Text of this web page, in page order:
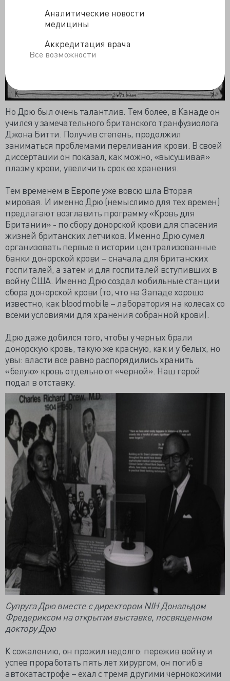
Аналитические новости
медицины
Аккредитация врача
Все возможности
Но Дрю был очень талантлив. Тем более, в Канаде он
учился у замечательного британского транфузиолога
Джона Битти. Получив степень, продолжил
заниматься проблемами переливания крови. В своей
диссертации он показал, как можно, «высушивая»
плазму крови, увеличить срок ее хранения.
Тем временем в Европе уже вовсю шла Вторая
мировая. И именно Дрю (немыслимо для тех времен)
предлагают возглавить программу «Кровь для
Британии» - по сбору донорской крови для спасения
жизней британских летчиков. Именно Дрю сумел
организовать первые в истории централизованные
банки донорской крови – сначала для британских
госпиталей, а затем и для госпиталей вступивших в
войну США. Именно Дрю создал мобильные станции
сбора донорской крови (то, что на Западе хорошо
известно, как bloodmobile – лаборатория на колесах со
всеми условиями для хранения собранной крови).
Дрю даже добился того, чтобы у черных брали
донорскую кровь, такую же красную, как и у белых, но
увы: власти все равно распорядились хранить
«белую» кровь отдельно от «черной». Наш герой
подал в отставку.
Супруга Дрю вместе с директором NIH Дональдом
Фредериксом на открытии выставке, посвященном
доктору Дрю
К сожалению, он прожил недолго: пережив войну и
успев проработать пять лет хирургом, он погиб в
автокатастрофе – ехал с тремя другими чернокожими